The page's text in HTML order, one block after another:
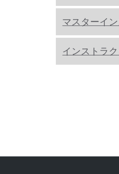
マスターイ
インストラ